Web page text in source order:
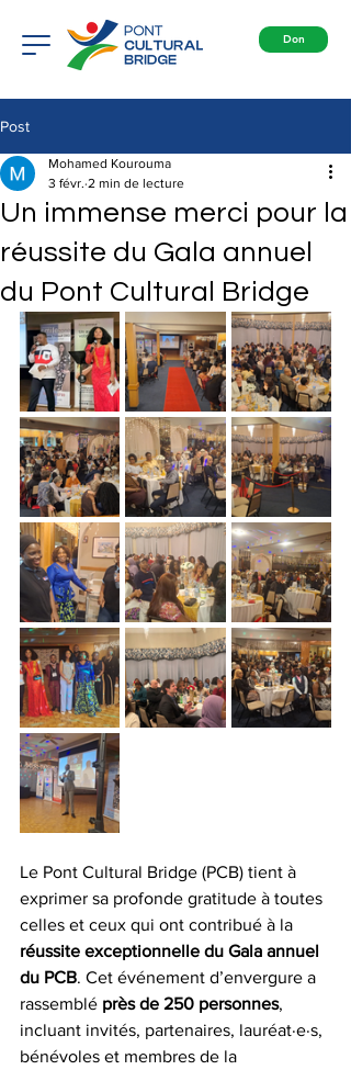
Don
Post
Un immense merci pour la
réussite du Gala annuel
du Pont Cultural Bridge
Mohamed Kourouma
3 févr. 2 min de lecture
Le Pont Cultural Bridge (PCB) tient à
exprimer sa profonde gratitude à toutes
celles et ceux qui ont contribué à la
réussite exceptionnelle du Gala annuel
du PCB. Cet événement d’envergure a
rassemblé près de 250 personnes,
incluant invités, partenaires, lauréat·e·s,
bénévoles et membres de la